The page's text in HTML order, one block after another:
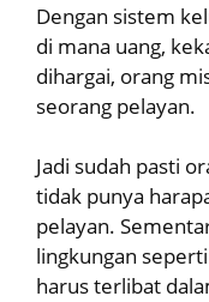
Dengan sistem
di mana uang,
dihargai, orang
seorang pelayan.
Jadi sudah pasti
tidak punya
pelayan.
lingkungan
harus terlibat